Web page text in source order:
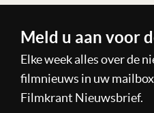
Meld u aan voor
Elke week alles over de
filmnieuws in uw
Filmkrant Nieuwsbrief.